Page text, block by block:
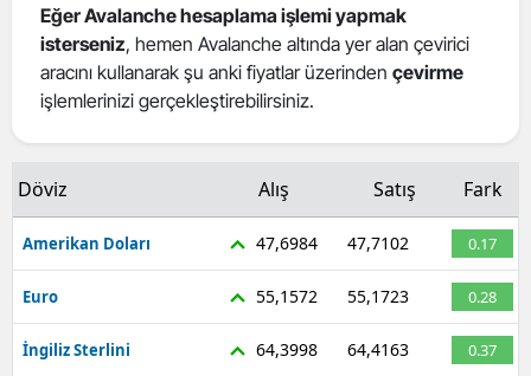
Giresun
Gümüşhane
Isparta
Mersin
İzmir
Eğer Avalanche hesaplama işlemi yapmak
isterseniz, hemen Avalanche altında yer alan çevirici
aracını kullanarak şu anki fiyatlar üzerinden çevirme
işlemlerinizi gerçekleştirebilirsiniz.
Döviz Alış Satış Fark
Amerikan Doları 47,6984 47,7102 0.17
Euro 55,1572 55,1723 0.28
İngiliz Sterlini 64,3998 64,4163 0.37